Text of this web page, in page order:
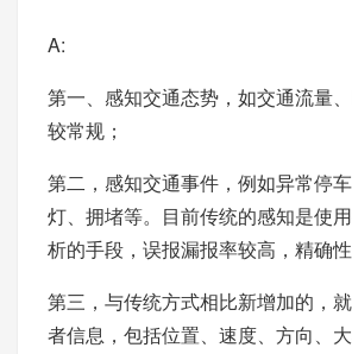
A:
第一、感知交通态势，如交通流量
较常规；
第二，感知交通事件，例如异常停
灯、拥堵等。目前传统的感知是使
析的手段，误报漏报率较高，精确
第三，与传统方式相比新增加的，
者信息，包括位置、速度、方向、